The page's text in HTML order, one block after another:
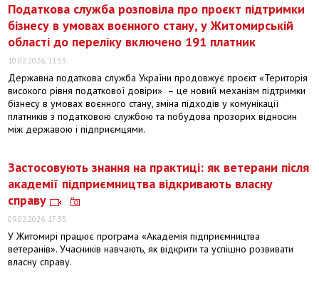
Податкова служба розповіла про проєкт підтримки
бізнесу в умовах воєнного стану, у Житомирській
області до переліку включено 191 платник
10.02.2026, 11:53
Державна податкова служба України продовжує проєкт «Територія
високого рівня податкової довіри» ­ – це новий механізм підтримки
бізнесу в умовах воєнного стану, зміна підходів у комунікації
платників з податковою службою та побудова прозорих відносин
між державою і підприємцями.
Застосовують знання на практиці: як ветерани після
академії підприємництва відкривають власну
справу
09.02.2026, 17:35
У Житомирі працює програма «Академія підприємництва
ветеранів». Учасників навчають, як відкрити та успішно розвивати
власну справу.